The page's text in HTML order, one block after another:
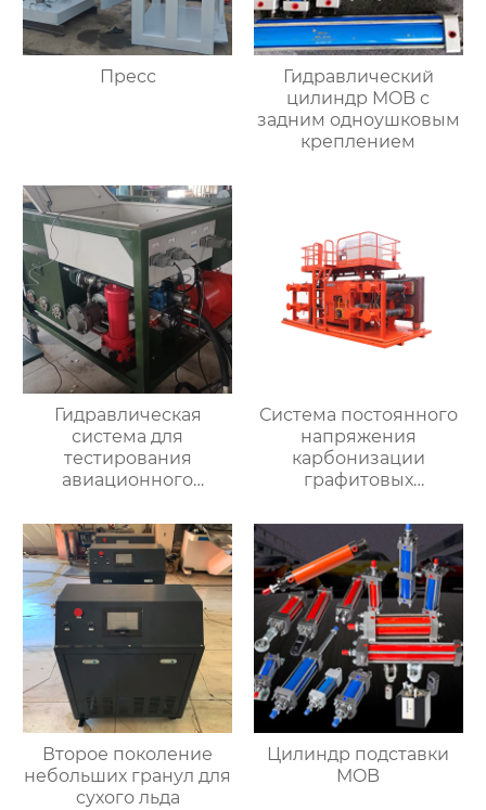
Пресс
Гидравлический
цилиндр MOB с
задним одноушковым
креплением
Гидравлическая
система для
тестирования
авиационного
Система постоянного
напряжения
карбонизации
графитовых
Второе поколение
небольших гранул для
сухого льда
Цилиндр подставки
MOB